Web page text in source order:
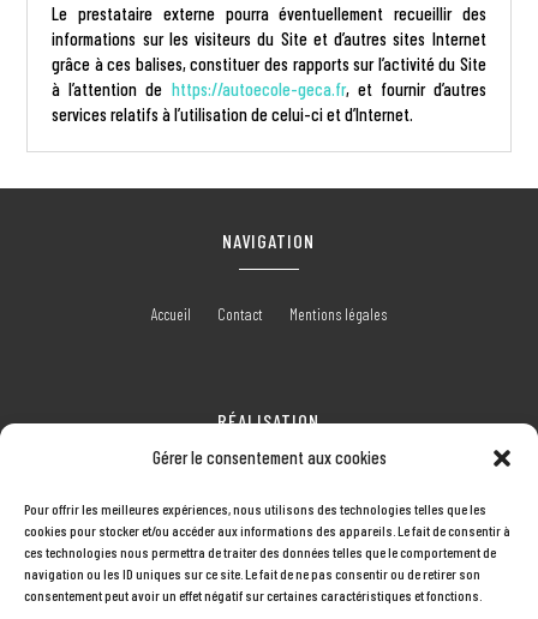
Gérer le consentement aux cookies
Pour offrir les meilleures expériences, nous utilisons des technologies telles que les
cookies pour stocker et/ou accéder aux informations des appareils. Le fait de consentir à
ces technologies nous permettra de traiter des données telles que le comportement de
navigation ou les ID uniques sur ce site. Le fait de ne pas consentir ou de retirer son
consentement peut avoir un effet négatif sur certaines caractéristiques et fonctions.
Le prestataire externe pourra éventuellement recueillir des
informations sur les visiteurs du Site et d’autres sites Internet
grâce à ces balises, constituer des rapports sur l’activité du Site
à l’attention de https://autoecole-geca.fr, et fournir d’autres
services relatifs à l’utilisation de celui-ci et d’Internet.
NAVIGATION
Accueil Contact Mentions légales
RÉALISATION